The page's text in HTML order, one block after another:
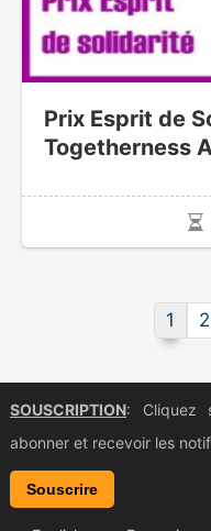
Prix Esprit de
Togetherness
1 2
SOUSCRIPTION: Cliquez
abonner et recevoir les
Souscrire